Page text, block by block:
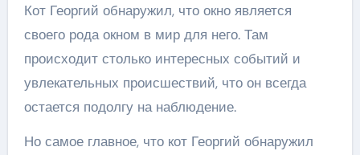
Кот Георгий обнаружил, что окно является
своего рода окном в мир для него. Там
происходит столько интересных событий и
увлекательных происшествий, что он всегда
остается подолгу на наблюдение.
Но самое главное, что кот Георгий обнаружил